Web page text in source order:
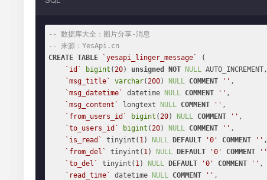
-- 数据库大全：图片分享-消息
-- 来源：YesApi.cn
CREATE TABLE `yesapi_linger_message`
(
`id`
bigint (20) unsigned NOT NULL AUTO_INCREMENT,
`msg_title`
varchar(200) NULL COMMENT '' ,
`msg_datetime`
datetime NULL COMMENT '' ,
`msg_content`
longtext NULL COMMENT '' ,
`from_users_id`
bigint (20) NULL COMMENT '' ,
`to_users_id`
bigint (20) NULL COMMENT '' ,
`is_read`
tinyint( 1) NULL DEFAULT '0' COMMENT '' ,
`from_del`
tinyint( 1) NULL DEFAULT '0' COMMENT ''
`to_del`
tinyint( 1) NULL DEFAULT '0' COMMENT '' ,
`read_time`
datetime NULL COMMENT '' ,